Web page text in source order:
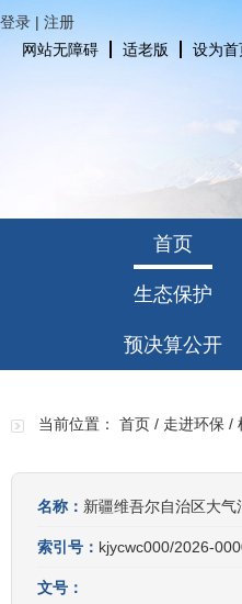
登录 | 注册
网站无障碍
适老版 设为首
首页
生态保护
预决算公开
当前位置： 首页 / 走进环保 /
名称： 新疆维吾尔自治区大
索引号： kjycwc000/2026-
文号：